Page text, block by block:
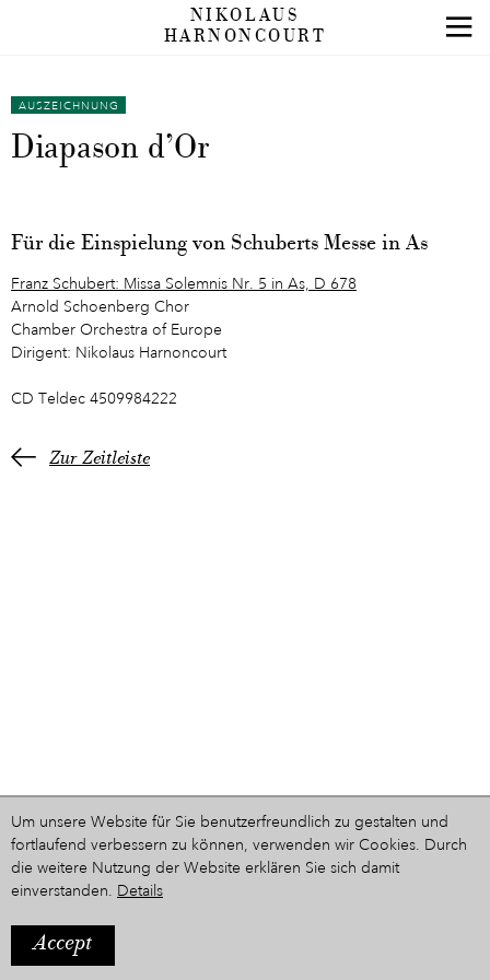
NIKOLAUS
HARNONCOURT
AUSZEICHNUNG
Diapason d’Or
Für die Einspielung von Schuberts Messe in As
Franz Schubert: Missa Solemnis Nr. 5 in As, D 678
Arnold Schoenberg Chor
Chamber Orchestra of Europe
Dirigent: Nikolaus Harnoncourt
CD Teldec 4509984222
Zur Zeitleiste
Ein Projekt aus dem Hause
Um unsere Website für Sie benutzerfreundlich zu gestalten und
fortlaufend verbessern zu können, verwenden wir Cookies. Durch
die weitere Nutzung der Website erklären Sie sich damit
einverstanden. Details
Accept